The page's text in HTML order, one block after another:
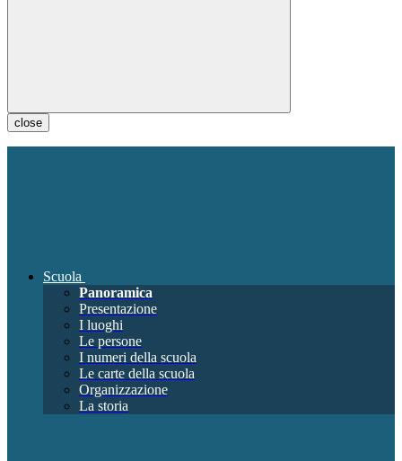
close
Scuola
Panoramica
Presentazione
I luoghi
Le persone
I numeri della scuola
Le carte della scuola
Organizzazione
La storia